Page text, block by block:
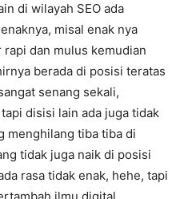
di wilayah SEO ada
misal enak nya
dan mulus kemudian
berada di posisi teratas
senang sekali,
disisi lain ada juga tidak
menghilang tiba tiba di
tidak juga naik di posisi
rasa tidak enak, hehe, tapi